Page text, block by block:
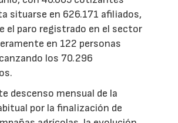
situarse en 626.171 afiliados,
el paro registrado en el sector
en 122 personas
los 70.296
descenso mensual de la
por la finalización de